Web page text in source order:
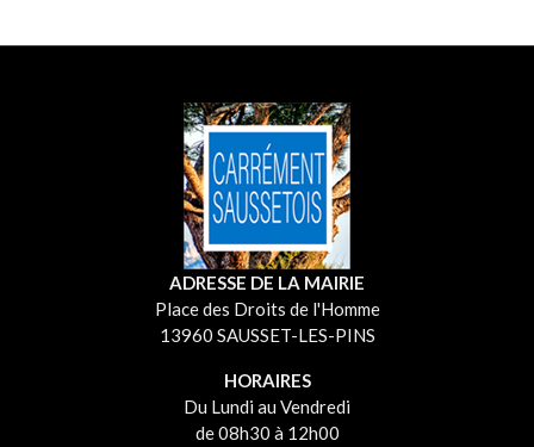
ADRESSE DE LA MAIRIE
Place des Droits de l'Homme
13960 SAUSSET-LES-PINS
HORAIRES
Du Lundi au Vendredi
de 08h30 à 12h00